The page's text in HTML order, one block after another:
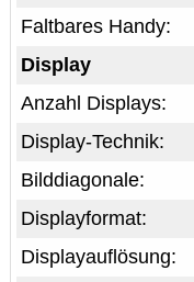
Faltbares Handy:
Display
Anzahl Displays:
Display-Technik:
Bilddiagonale:
Displayformat:
Displayauflösung: